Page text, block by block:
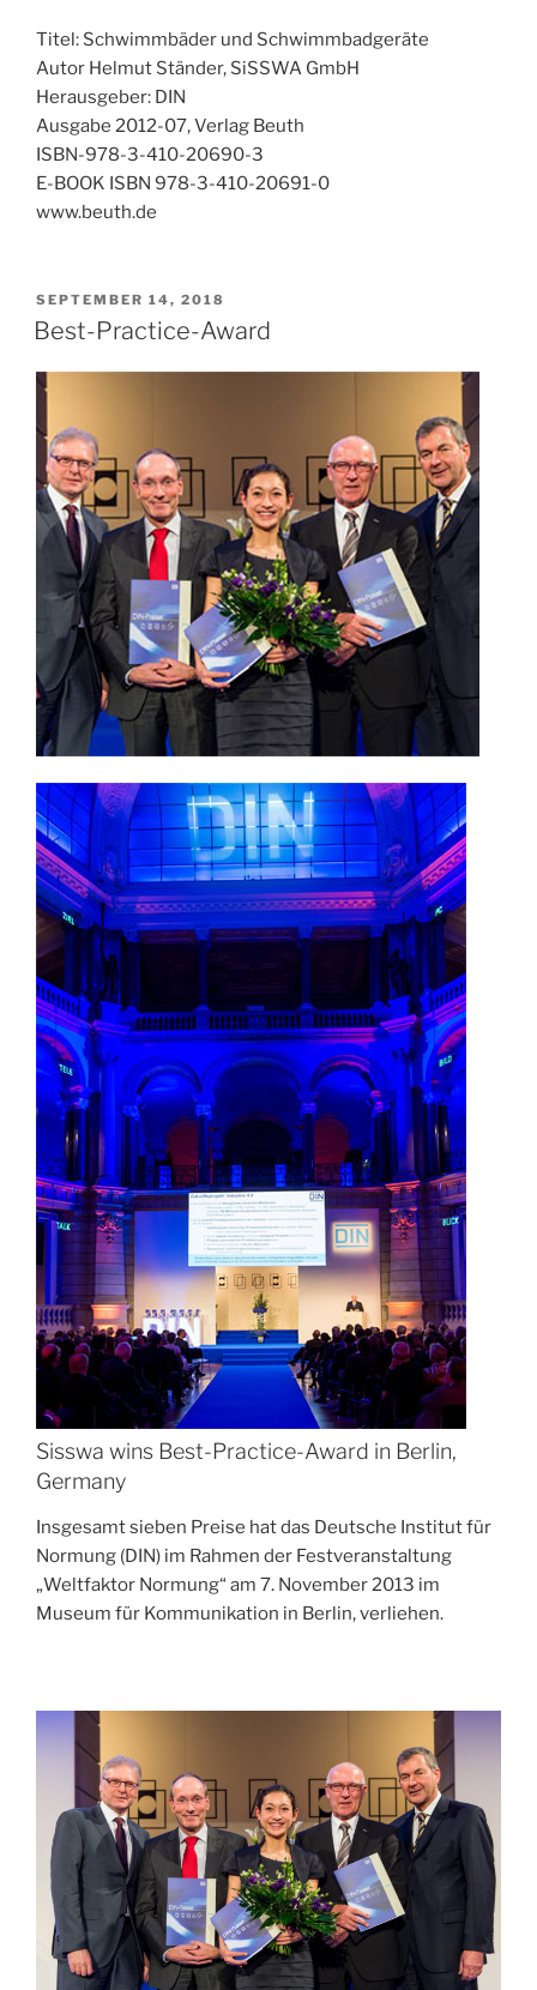
Titel: Schwimmbäder und Schwimmbadgeräte
Autor Helmut Ständer, SiSSWA GmbH
Herausgeber: DIN
Ausgabe 2012-07, Verlag Beuth
ISBN-978-3-410-20690-3
E-BOOK ISBN 978-3-410-20691-0
www.beuth.de
SEPTEMBER 14, 2018
Best-Practice-Award
Sisswa wins Best-Practice-Award in Berlin,
Germany
Insgesamt sieben Preise hat das Deutsche Institut für
Normung (DIN) im Rahmen der Festveranstaltung
„Weltfaktor Normung“ am 7. November 2013 im
Museum für Kommunikation in Berlin, verliehen.